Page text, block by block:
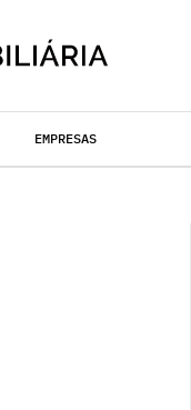
EMPRESAS